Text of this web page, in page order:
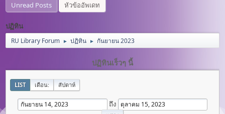
Unread Posts หัวข้ออัพเดท
ปฏิทิน
RU Library Forum ► ปฏิทิน ► กันยายน 2023
ปฏิทินเร็วๆ นี้
LIST เดือน: สัปดาห์
ถึง